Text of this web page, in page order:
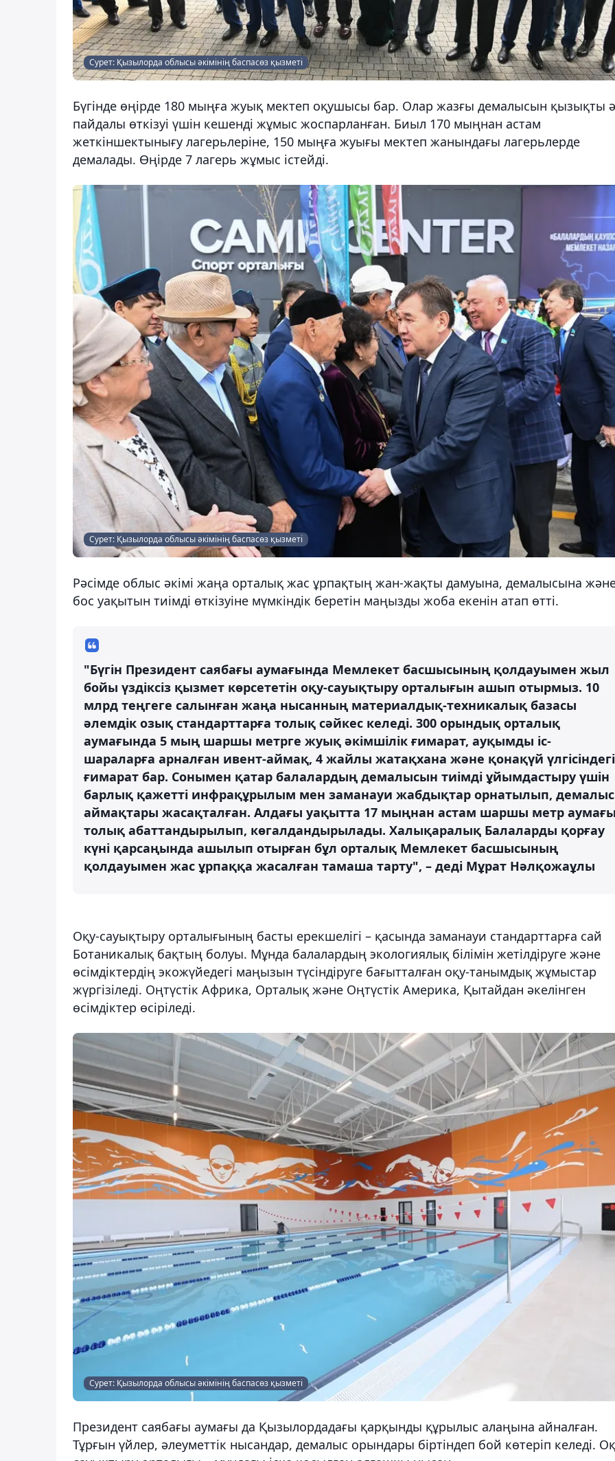
Сурет: Қызылорда облысы әкімінің баспасөз қызметі
Бүгінде өңірде 180 мыңға жуық мектеп оқушысы бар. Олар жазғы демалысын қызықты
пайдалы өткізуі үшін кешенді жұмыс жоспарланған. Биыл 170 мыңнан астам
жеткіншектынығу лагерьлеріне, 150 мыңға жуығы мектеп жанындағы лагерьлерде
демалады. Өңірде 7 лагерь жұмыс істейді.
Сурет: Қызылорда облысы әкімінің баспасөз қызметі
Рәсімде облыс әкімі жаңа орталық жас ұрпақтың жан-жақты дамуына, демалысына
бос уақытын тиімді өткізуіне мүмкіндік беретін маңызды жоба екенін атап өтті.
"Бүгін Президент саябағы аумағында Мемлекет басшысының қолдауымен жыл
бойы үздіксіз қызмет көрсететін оқу-сауықтыру орталығын ашып отырмыз. 10
млрд теңгеге салынған жаңа нысанның материалдық-техникалық базасы
әлемдік озық стандарттарға толық сәйкес келеді. 300 орындық орталық
аумағында 5 мың шаршы метрге жуық әкімшілік ғимарат, ауқымды іс-
шараларға арналған ивент-аймақ, 4 жайлы жатақхана және қонақүй үлгісіндегі
ғимарат бар. Сонымен қатар балалардың демалысын тиімді ұйымдастыру үшін
барлық қажетті инфрақұрылым мен заманауи жабдықтар орнатылып, демалыс
аймақтары жасақталған. Алдағы уақытта 17 мыңнан астам шаршы метр
толық абаттандырылып, көгалдандырылады. Халықаралық Балаларды қорғау
күні қарсаңында ашылып отырған бұл орталық Мемлекет басшысының
қолдауымен жас ұрпаққа жасалған тамаша тарту", – деді Мұрат Нәлқожаұлы
Оқу-сауықтыру орталығының басты ерекшелігі – қасында заманауи стандарттарға сай
Ботаникалық бақтың болуы. Мұнда балалардың экологиялық білімін жетілдіруге және
өсімдіктердің экожүйедегі маңызын түсіндіруге бағытталған оқу-танымдық жұмыстар
жүргізіледі. Оңтүстік Африка, Орталық және Оңтүстік Америка, Қытайдан әкелінген
өсімдіктер өсіріледі.
Сурет: Қызылорда облысы әкімінің баспасөз қызметі
Президент саябағы аумағы да Қызылордадағы қарқынды құрылыс алаңына айналған.
Тұрғын үйлер, әлеуметтік нысандар, демалыс орындары біртіндеп бой көтеріп келеді.